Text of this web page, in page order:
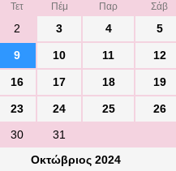
Τετ Πέμ Παρ Σάβ
2 3 4 5
9 10 11 12
16 17 18 19
23 24 25 26
30
31
Οκτώβριος 2024